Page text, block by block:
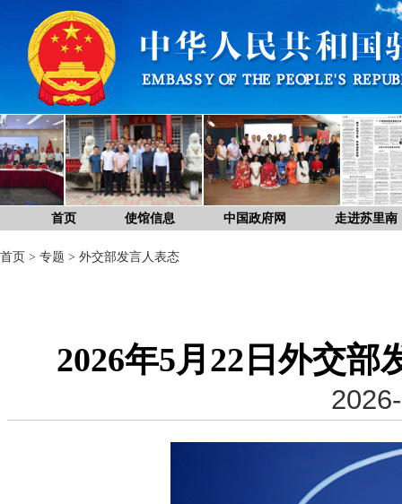
首页 使馆信息 中国政府网 走进苏里南
首页 > 专题 > 外交部发言人表态
2026年5月22日外交